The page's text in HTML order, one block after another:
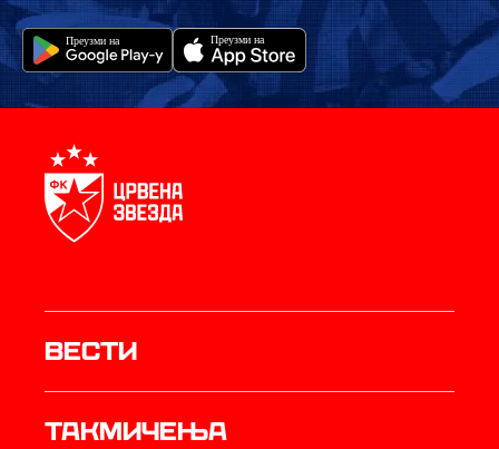
Вести
Такмичења